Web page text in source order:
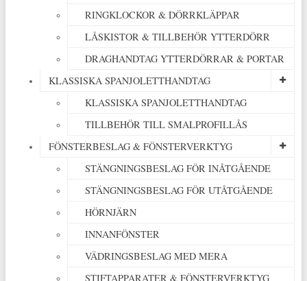
RINGKLOCKOR & DÖRRKLÄPPAR
LÅSKISTOR & TILLBEHÖR YTTERDÖRR
DRAGHANDTAG YTTERDÖRRAR & PORTAR
KLASSISKA SPANJOLETTHANDTAG
KLASSISKA SPANJOLETTHANDTAG
TILLBEHÖR TILL SMALPROFILLÅS
FÖNSTERBESLAG & FÖNSTERVERKTYG
STÄNGNINGSBESLAG FÖR INÅTGÅENDE
STÄNGNINGSBESLAG FÖR UTÅTGÅENDE
HÖRNJÄRN
INNANFÖNSTER
VÄDRINGSBESLAG MED MERA
STIFTAPPARATER & FÖNSTERVERKTYG